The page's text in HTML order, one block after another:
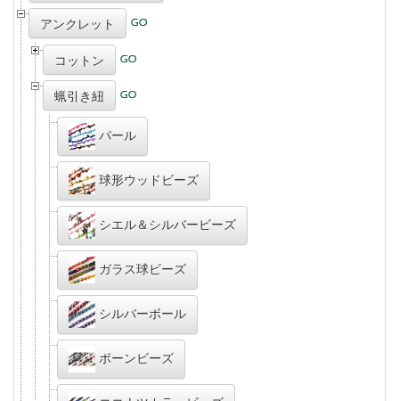
アンクレット
コットン
蝋引き紐
パール
球形ウッドビーズ
シエル＆シルバービーズ
ガラス球ビーズ
シルバーボール
ボーンビーズ